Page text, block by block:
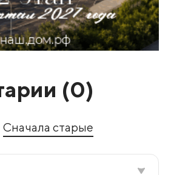
(0)
Сначала старые